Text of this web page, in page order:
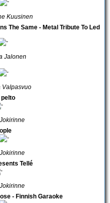
Kuusinen
The Same - Metal Tribute To Led
Jalonen
Valpasvuo
pelto
Tellé
- Finnish Garaoke